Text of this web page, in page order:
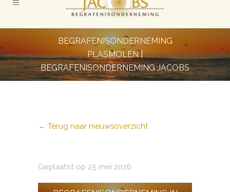
BEGRAFENISONDERNEMING
PLASMOLEN |
BEGRAFENISONDERNEMING JACOBS
← Terug naar nieuwsoverzicht
Geplaatst op 25 mei 2026